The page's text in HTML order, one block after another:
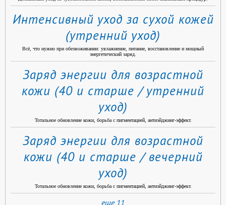
Интенсивный уход за сухой кожей
(утренний уход)
Всё, что нужно при обезвоживании: увлажнение, питание, восстановление и мощный
энергетический заряд.
Заряд энергии для возрастной
кожи (40 и старше / утренний
уход)
Тотальное обновление кожи, борьба с пигментацией, антиэйджинг-эффект.
Заряд энергии для возрастной
кожи (40 и старше / вечерний
уход)
Тотальное обновление кожи, борьба с пигментацией, антиэйджинг-эффект.
еще 11